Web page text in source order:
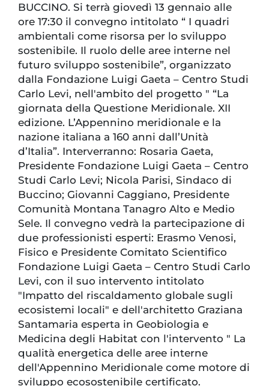
BUCCINO. Si terrà giovedì 13 gennaio alle
ore 17:30 il convegno intitolato “ I quadri
ambientali come risorsa per lo sviluppo
sostenibile. Il ruolo delle aree interne nel
futuro sviluppo sostenibile”, organizzato
dalla Fondazione Luigi Gaeta – Centro Studi
Carlo Levi, nell'ambito del progetto " “La
giornata della Questione Meridionale. XII
edizione. L’Appennino meridionale e la
nazione italiana a 160 anni dall’Unità
d’Italia”. Interverranno: Rosaria Gaeta,
Presidente Fondazione Luigi Gaeta – Centro
Studi Carlo Levi; Nicola Parisi, Sindaco di
Buccino; Giovanni Caggiano, Presidente
Comunità Montana Tanagro Alto e Medio
Sele. Il convegno vedrà la partecipazione di
due professionisti esperti: Erasmo Venosi,
Fisico e Presidente Comitato Scientifico
Fondazione Luigi Gaeta – Centro Studi Carlo
Levi, con il suo intervento intitolato
"Impatto del riscaldamento globale sugli
ecosistemi locali" e dell'architetto Graziana
Santamaria esperta in Geobiologia e
Medicina degli Habitat con l'intervento " La
qualità energetica delle aree interne
dell'Appennino Meridionale come motore di
sviluppo ecosostenibile certificato.